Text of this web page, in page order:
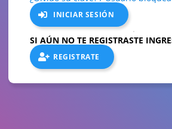
INICIAR SESIÓN
SI AÚN NO TE REGISTRASTE
REGISTRATE